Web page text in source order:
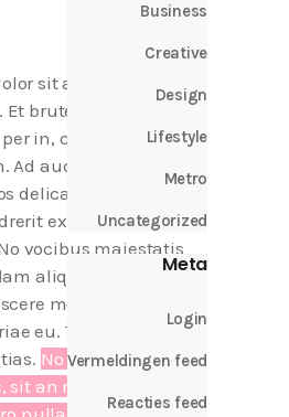
Business
Creative
Design
Lifestyle
Metro
Uncategorized
Meta
Login
Vermeldingen feed
Reacties feed
sit amet, ius eu
brute putent qui.
in, cum ea dicat
Ad audiam saperet
delicata ocurreret cu,
ex. Vim zril option
vocibus maiestatis
aliquam scripserit.
mediocrem, his
eu. Te vim viris
No vocibus
sit an nullam aliquam